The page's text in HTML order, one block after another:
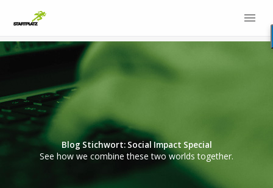
Blog Stichwort: Social Impact Special
See how we combine these two worlds together.